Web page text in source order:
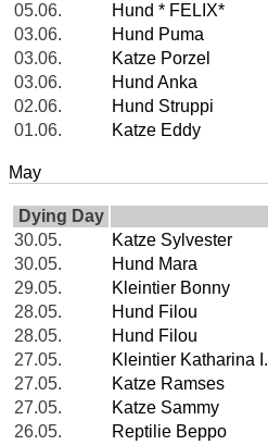
05.06.
Hund * FELIX*
03.06.
Hund Puma
03.06.
Katze Porzel
03.06.
Hund Anka
02.06.
Hund Struppi
01.06.
Katze Eddy
May
Dying Day
30.05.
Katze Sylvester
30.05.
Hund Mara
29.05.
Kleintier Bonny
28.05.
Hund Filou
28.05.
Hund Filou
27.05.
Kleintier Katharina I.
27.05.
Katze Ramses
27.05.
Katze Sammy
26.05.
Reptilie Beppo